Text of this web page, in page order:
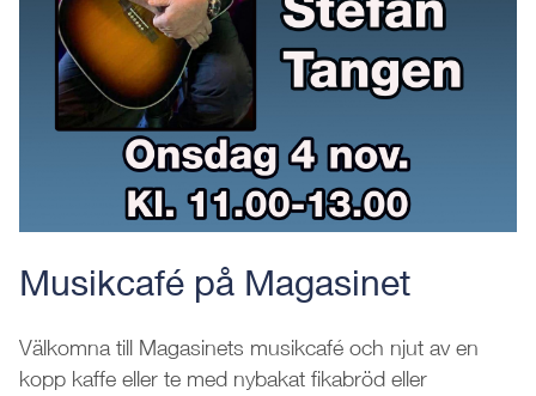
Musikcafé på Magasinet
Välkomna till Magasinets musikcafé och njut av en
kopp kaffe eller te med nybakat fikabröd eller